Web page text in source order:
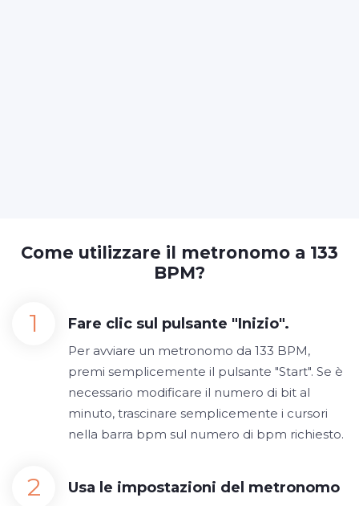
Come utilizzare il metronomo a 133
BPM?
Fare clic sul pulsante "Inizio".
Per avviare un metronomo da 133 BPM,
premi semplicemente il pulsante "Start". Se è
necessario modificare il numero di bit al
minuto, trascinare semplicemente i cursori
nella barra bpm sul numero di bpm richiesto.
Usa le impostazioni del metronomo